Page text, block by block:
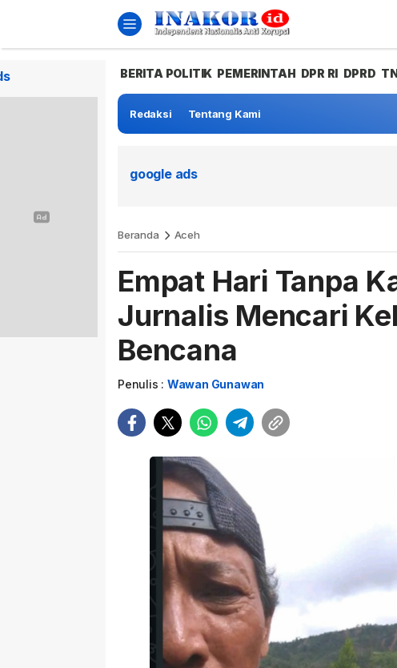
BERITA POLITIK PEMERINTAH DPR RI DPRD
Redaksi Tentang Kami
google ads
Beranda Aceh
Empat Hari Tanpa
Jurnalis Mencari
Bencana
Penulis : Wawan Gunawan